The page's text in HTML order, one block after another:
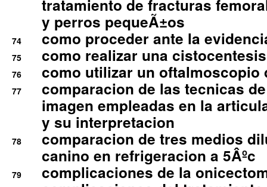
tratamiento de fracturas
y perros pequeÃ±os
74 como proceder ante la
75 como realizar una
76 como utilizar un oftalmoscopio
77
comparacion de las tecnicas
imagen empleadas en la
y su interpretacion
78
comparacion de tres medios
canino en refrigeracion a 5Âºc
79 complicaciones de la